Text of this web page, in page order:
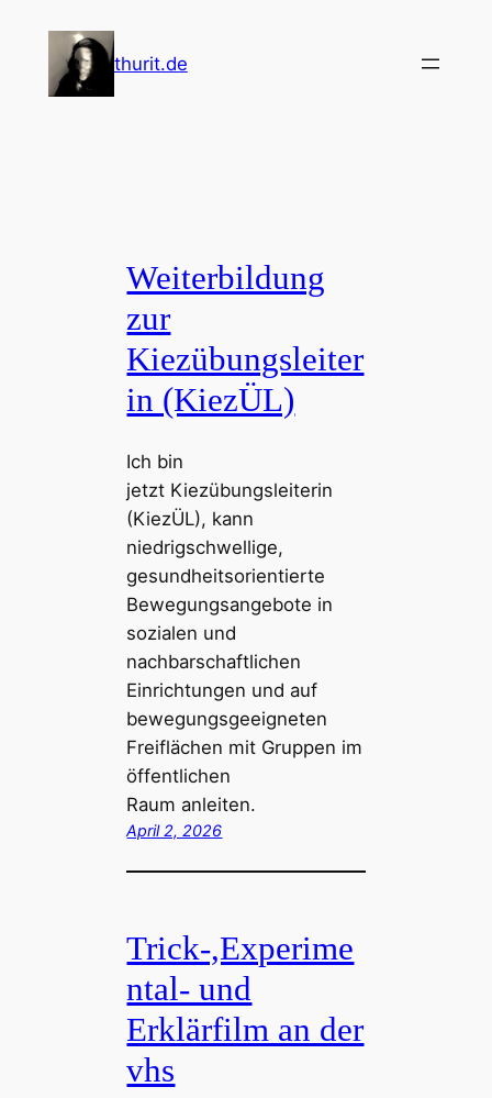
springen
thurit.de
Weiterbildung
zur
Kiezübungsleiter
in (KiezÜL)
Ich bin
jetzt Kiezübungsleiterin
(KiezÜL), kann
niedrigschwellige,
gesundheitsorientierte
Bewegungsangebote in
sozialen und
nachbarschaftlichen
Einrichtungen und auf
bewegungsgeeigneten
Freiflächen mit Gruppen im
öffentlichen
Raum anleiten.
April 2, 2026
Trick-,Experime
ntal- und
Erklärfilm an der
vhs